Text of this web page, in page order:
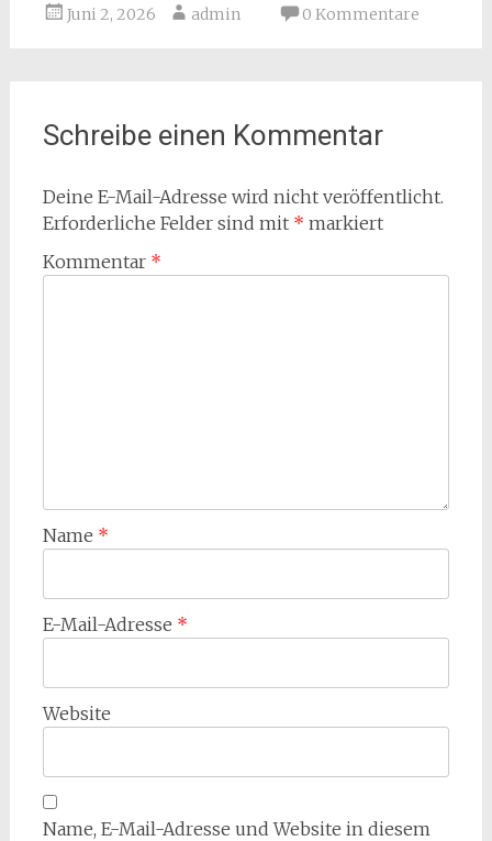
Juni 2, 2026 admin 0 Kommentare
Schreibe einen Kommentar
Deine E-Mail-Adresse wird nicht veröffentlicht.
Erforderliche Felder sind mit * markiert
Kommentar *
Name *
E-Mail-Adresse *
Website
Name, E-Mail-Adresse und Website in diesem